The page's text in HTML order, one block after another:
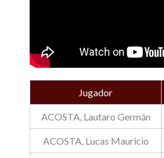
Jugador
ACOSTA, Lautaro Germán
ACOSTA, Lucas Mauricio